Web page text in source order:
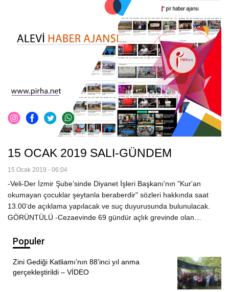
15 OCAK 2019 SALI-GÜNDEM
15 Ocak 2019 - 06:04
-Veli-Der İzmir Şube’sinde Diyanet İşleri Başkanı'nın "Kur'an
okumayan çocuklar şeytanla beraberdir" sözleri hakkında saat
13.00’de açıklama yapılacak ve suç duyurusunda bulunulacak.
GÖRÜNTÜLÜ -Cezaevinde 69 gündür açlık grevinde olan…
Populer
Zini Gediği Katliamı’nın 88’inci yıl anma
gerçekleştirildi – VİDEO